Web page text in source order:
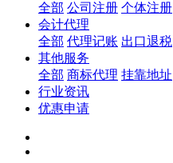
全部 公司注册 个体注册
会计代理
全部 代理记账 出口退税
其他服务
全部 商标代理 挂靠地址
行业资讯
优惠申请